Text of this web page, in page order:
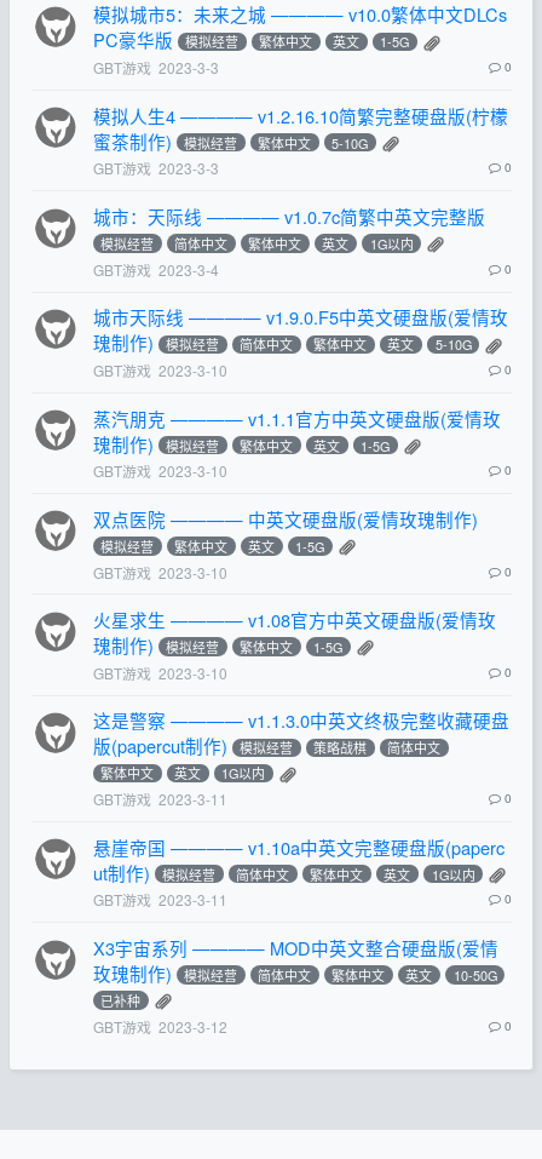
模拟城市5：未来之城 ———— v10.0繁体中文DLCs
PC豪华版
模拟经营 繁体中文 英文 1-5G
GBT游戏 2023-3-3 0
模拟人生4 ———— v1.2.16.10简繁完整硬盘版(柠檬
蜜茶制作)
模拟经营 繁体中文 5-10G
GBT游戏 2023-3-3 0
城市：天际线 ———— v1.0.7c简繁中英文完整版
模拟经营 简体中文 繁体中文 英文 1G以内
GBT游戏 2023-3-4 0
城市天际线 ———— v1.9.0.F5中英文硬盘版(爱情玫
瑰制作)
模拟经营 简体中文 繁体中文 英文 5-10G
GBT游戏 2023-3-10 0
蒸汽朋克 ———— v1.1.1官方中英文硬盘版(爱情玫
瑰制作)
模拟经营 繁体中文 英文 1-5G
GBT游戏 2023-3-10 0
双点医院 ———— 中英文硬盘版(爱情玫瑰制作)
模拟经营 繁体中文 英文 1-5G
GBT游戏 2023-3-10 0
火星求生 ———— v1.08官方中英文硬盘版(爱情玫
瑰制作)
模拟经营 繁体中文 1-5G
GBT游戏 2023-3-10 0
这是警察 ———— v1.1.3.0中英文终极完整收藏硬盘
版(papercut制作)
模拟经营 策略战棋
简体中文
繁体中文
英文 1G以内
GBT游戏 2023-3-11 0
悬崖帝国 ———— v1.10a中英文完整硬盘版(paperc
ut制作)
模拟经营 简体中文 繁体中文 英文 1G以内
GBT游戏 2023-3-11 0
X3宇宙系列 ———— MOD中英文整合硬盘版(爱情
玫瑰制作)
模拟经营 简体中文 繁体中文 英文
10-50G
已补种
GBT游戏 2023-3-12 0